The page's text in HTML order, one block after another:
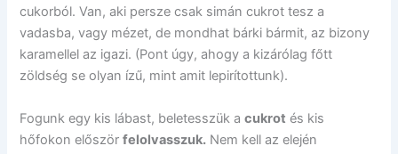
cukorból. Van, aki persze csak simán cukrot tesz a
vadasba, vagy mézet, de mondhat bárki bármit, az bizony
karamellel az igazi. (Pont úgy, ahogy a kizárólag főtt
zöldség se olyan ízű, mint amit lepirítottunk).
Fogunk egy kis lábast, beletesszük acukrot és kis
hőfokon előszörfelolvasszuk. Nem kell az elején